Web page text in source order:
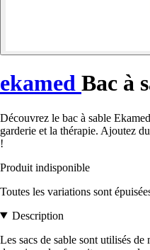
ekamed Bac à
Découvrez le bac à sable
garderie et la thérapie. Ajoutez
!
Produit indisponible
Toutes les variations sont
Description
Les sacs de sable sont utilisés